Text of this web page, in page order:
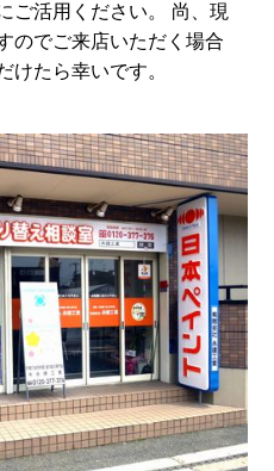
ご活用ください。 尚、現
のでご来店いただく場合
けたら幸いです。